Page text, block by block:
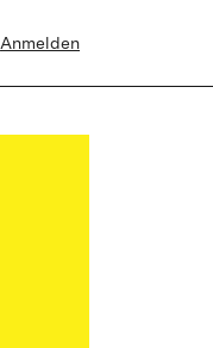
Anmelden